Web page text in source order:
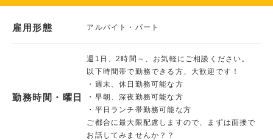
雇用形態 アルバイト・パート
勤務時間・曜日
週1日、2時間～、お気軽にご相談ください。
以下時間帯で勤務できる方、大歓迎です！
・週末、休日勤務可能な方
・早朝、深夜勤務可能な方
・平日ランチ帯勤務可能な方
ご都合に最大限配慮しますので、まずは面接で
お話してみませんか？？